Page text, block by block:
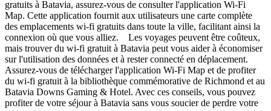
gratuits à Batavia, assurez-vous de consulter l'application Wi-Fi
Map. Cette application fournit aux utilisateurs une carte complète
des emplacements wi-fi gratuits dans toute la ville, facilitant ainsi la
connexion où que vous alliez. Les voyages peuvent être coûteux,
mais trouver du wi-fi gratuit à Batavia peut vous aider à économiser
sur l'utilisation des données et à rester connecté en déplacement.
Assurez-vous de télécharger l'application Wi-Fi Map et de profiter
du wi-fi gratuit à la bibliothèque commémorative de Richmond et au
Batavia Downs Gaming & Hotel. Avec ces conseils, vous pouvez
profiter de votre séjour à Batavia sans vous soucier de perdre votre